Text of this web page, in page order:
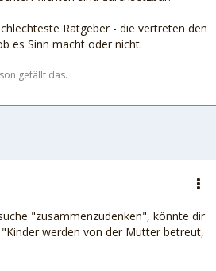
Ratgeber - die vertreten den
es Sinn macht oder nicht.
gefällt das.
"zusammenzudenken", könnte dir
werden von der Mutter betreut,